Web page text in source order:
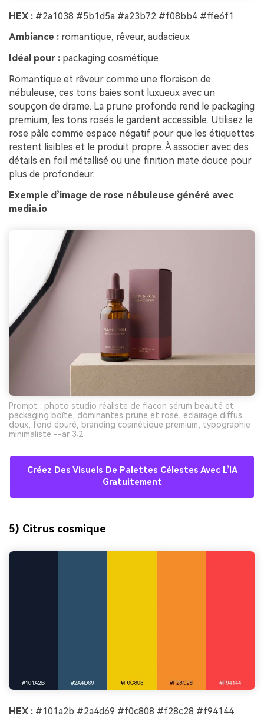
HEX : #2a1038 #5b1d5a #a23b72 #f08bb4 #ffe6f1
Ambiance : romantique, rêveur, audacieux
Idéal pour : packaging cosmétique
Romantique et rêveur comme une floraison de
nébuleuse, ces tons baies sont luxueux avec un
soupçon de drame. La prune profonde rend le packaging
premium, les tons rosés le gardent accessible. Utilisez le
rose pâle comme espace négatif pour que les étiquettes
restent lisibles et le produit propre. À associer avec des
détails en foil métallisé ou une finition mate douce pour
plus de profondeur.
Exemple d’image de rose nébuleuse généré avec
media.io
Prompt : photo studio réaliste de flacon sérum beauté et
packaging boîte, dominantes prune et rose, éclairage diffus
doux, fond épuré, branding cosmétique premium, typographie
minimaliste --ar 3:2
Créez Des Visuels De Palettes Célestes Avec L’IA
Gratuitement
5) Citrus cosmique
HEX : #101a2b #2a4d69 #f0c808 #f28c28 #f94144